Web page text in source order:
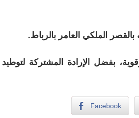
الملكي العامر بالرباط.
بفضل الإرادة المشتركة لتوطيد
Facebook